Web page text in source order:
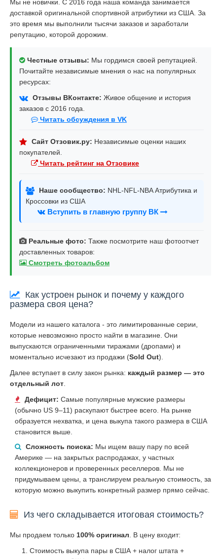
Мы не новички. С 2016 года наша команда занимается
доставкой оригинальной спортивной атрибутики из США. За
это время мы выполнили тысячи заказов и заработали
репутацию, которой дорожим.
Честные отзывы: Мы гордимся своей репутацией.
Почитайте независимые мнения о нас на популярных
ресурсах:
Отзывы ВКонтакте: Живое общение и история
заказов с 2016 года.
Читать обсуждения в VK
Сайт Отзовик.ру: Независимые оценки наших
покупателей.
Читать рейтинг на Отзовике
Наше сообщество: NHL-NFL-NBA Атрибутика и
Кроссовки из США
Вступить в главную группу ВК
Реальные фото: Также посмотрите наш фотоотчет
доставленных товаров:
Смотреть фотоальбом
Как устроен рынок и почему у каждого
размера своя цена?
Модели из нашего каталога - это лимитированные серии,
которые невозможно просто найти в магазине. Они
выпускаются ограниченными тиражами (дропами) и
моментально исчезают из продажи (Sold Out).
Далее вступает в силу закон рынка: каждый размер — это
отдельный лот
Дефицит: Самые популярные мужские размеры
(обычно US 9–11) раскупают быстрее всего. На рынке
образуется нехватка, и цена выкупа такого размера в США
становится выше.
Сложность поиска: Мы ищем вашу пару по всей
Америке — на закрытых распродажах, у частных
коллекционеров и проверенных реселлеров. Мы не
придумываем цены, а транслируем реальную стоимость, за
которую можно выкупить конкретный размер прямо сейчас.
Из чего складывается итоговая стоимость?
Мы продаем только 100% оригинал . В цену входит:
Стоимость выкупа пары в США + налог штата +